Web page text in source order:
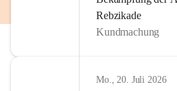
Rebzikade
Kundmachung
Mo., 20. Juli 2026